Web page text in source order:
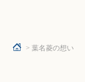
> 葉名菱の想い